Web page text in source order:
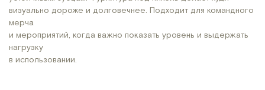
визуально дороже и долговечнее. Подходит для командного
мерча
и мероприятий, когда важно показать уровень и выдержать
нагрузку
в использовании.